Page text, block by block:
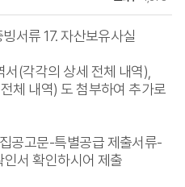
서류 17. 자산보유사실
(각각의 상세 전체 내역),
체 내역) 도 첨부하여 추가로
공고문-특별공급 제출서류-
서 확인하시어 제출